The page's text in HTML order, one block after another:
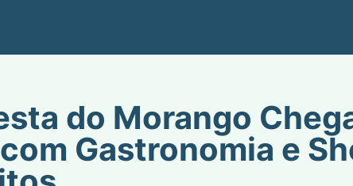
do Morango
Gastronomia e